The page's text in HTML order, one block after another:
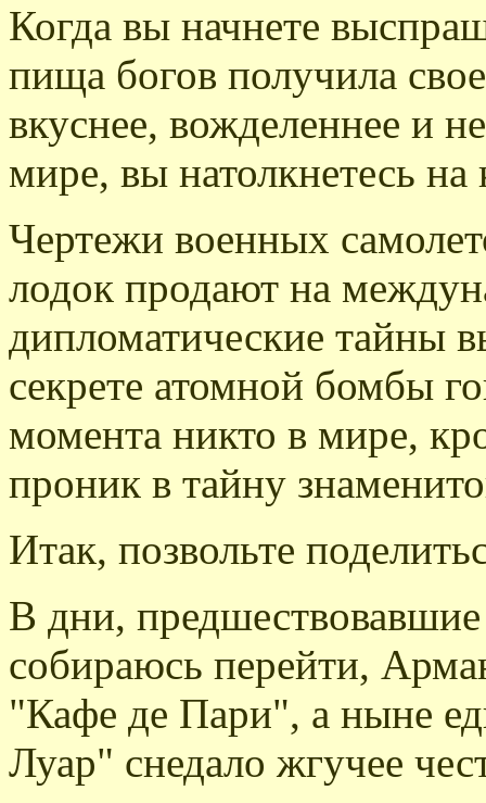
Когда вы начнете
пища богов получила
вкуснее, вожделеннее и
мире, вы натолкнетесь
Чертежи военных
лодок продают на
дипломатические тайны
секрете атомной бомбы
момента никто в мире,
проник в тайну
Итак, позвольте
В дни,
собираюсь перейти,
"Кафе де Пари", а ныне
Луар" снедало жгучее